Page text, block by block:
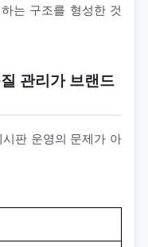
는 구조를 형성한 것
관리가 브랜드
판 운영의 문제가 아